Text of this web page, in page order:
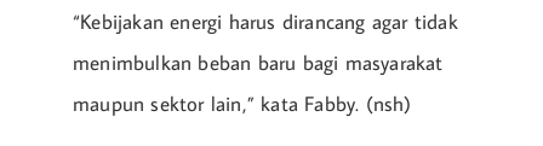
“Kebijakan energi harus dirancang agar tidak
menimbulkan beban baru bagi masyarakat
maupun sektor lain,” kata Fabby. (nsh)